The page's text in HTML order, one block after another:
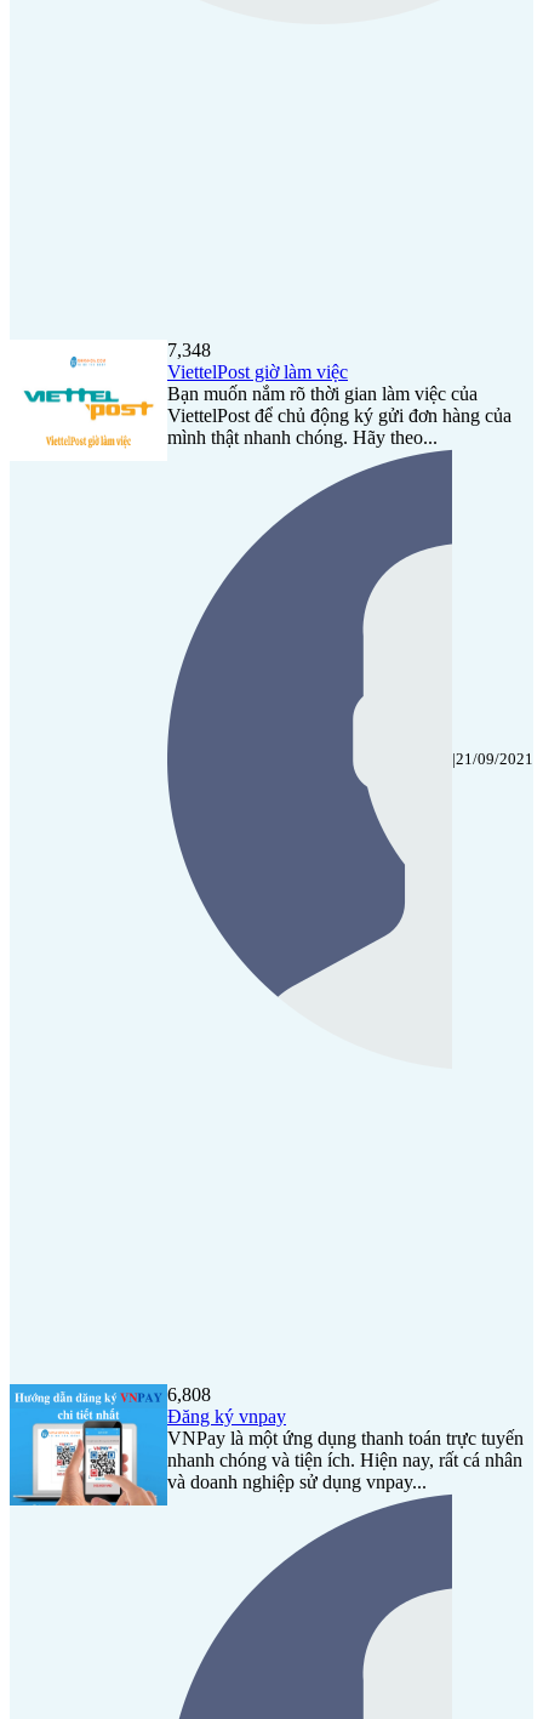
7,348
ViettelPost giờ làm việc
Bạn muốn nắm rõ thời gian làm việc của
ViettelPost để chủ động ký gửi đơn hàng của
mình thật nhanh chóng. Hãy theo...
|21/09/2021
6,808
Đăng ký vnpay
VNPay là một ứng dụng thanh toán trực tuyến
nhanh chóng và tiện ích. Hiện nay, rất cá nhân
và doanh nghiệp sử dụng vnpay...